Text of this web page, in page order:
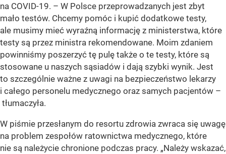
na COVID-19. – W Polsce przeprowadzanych jest zbyt
mało testów. Chcemy pomóc i kupić dodatkowe testy,
ale musimy mieć wyraźną informację z ministerstwa, które
testy są przez ministra rekomendowane. Moim zdaniem
powinniśmy poszerzyć tę pulę także o te testy, które są
stosowane u naszych sąsiadów i dają szybki wynik. Jest
to szczególnie ważne z uwagi na bezpieczeństwo lekarzy
i całego personelu medycznego oraz samych pacjentów –
tłumaczyła.
W piśmie przesłanym do resortu zdrowia zwraca się uwagę
na problem zespołów ratownictwa medycznego, które
nie są należycie chronione podczas pracy. „Należy wskazać,